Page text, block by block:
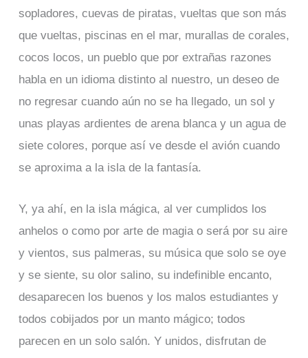
sopladores, cuevas de piratas, vueltas que son más
que vueltas, piscinas en el mar, murallas de corales,
cocos locos, un pueblo que por extrañas razones
habla en un idioma distinto al nuestro, un deseo de
no regresar cuando aún no se ha llegado, un sol y
unas playas ardientes de arena blanca y un agua de
siete colores, porque así ve desde el avión cuando
se aproxima a la isla de la fantasía.
Y, ya ahí, en la isla mágica, al ver cumplidos los
anhelos o como por arte de magia o será por su aire
y vientos, sus palmeras, su música que solo se oye
y se siente, su olor salino, su indefinible encanto,
desaparecen los buenos y los malos estudiantes y
todos cobijados por un manto mágico; todos
parecen en un solo salón. Y unidos, disfrutan de